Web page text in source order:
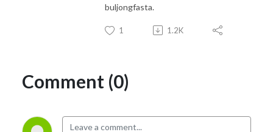
buljongfasta.
1 1.2K
Comment (0)